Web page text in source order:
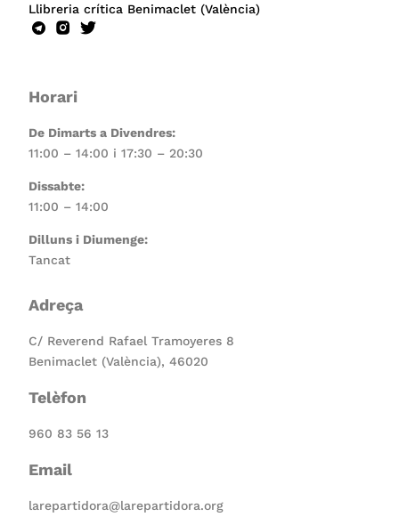
Llibreria crítica Benimaclet (València)
Horari
De Dimarts a Divendres:
11:00 – 14:00 i 17:30 – 20:30
Dissabte:
11:00 – 14:00
Dilluns i Diumenge:
Tancat
Adreça
C/ Reverend Rafael Tramoyeres 8
Benimaclet (València), 46020
Telèfon
960 83 56 13
Email
larepartidora@larepartidora.org